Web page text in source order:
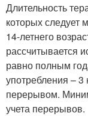
Длительность
которых
14-летнего
рассчитывается
равно полным
употребления –
перерывом.
учета перерывов.